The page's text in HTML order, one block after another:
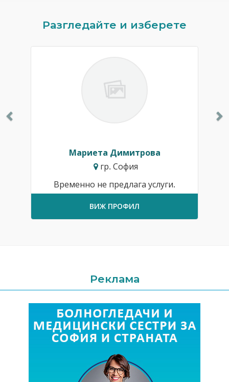
Разгледайте и изберете
Мариета Димитрова
гр. София
Временно не предлага услуги.
ВИЖ ПРОФИЛ
Реклама